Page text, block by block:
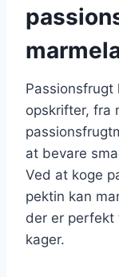
Passionsfrugt
opskrifter, fra
at bevare
Ved at koge
pektin kan
der er perfekt
kager.